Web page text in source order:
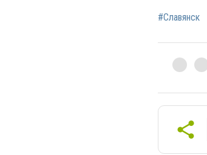
#Славянск